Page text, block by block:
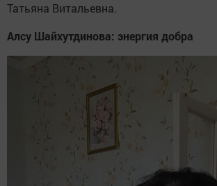
Татьяна Витальевна.
Алсу Шайхутдинова: энергия добра